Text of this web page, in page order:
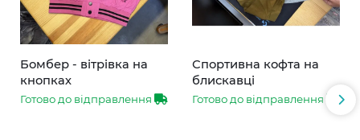
Бомбер - вітрівка на
кнопках
Готово до відправлення
Спортивна кофта на
блискавці
Готово до відправлення